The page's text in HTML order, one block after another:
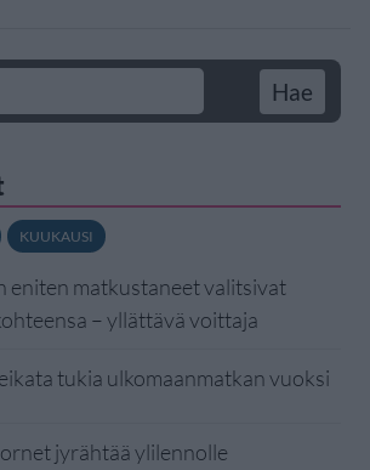
KUUKAUSI
eniten matkustaneet valitsivat
– yllättävä voittaja
tukia ulkomaanmatkan vuoksi
jyrähtää ylilennolle